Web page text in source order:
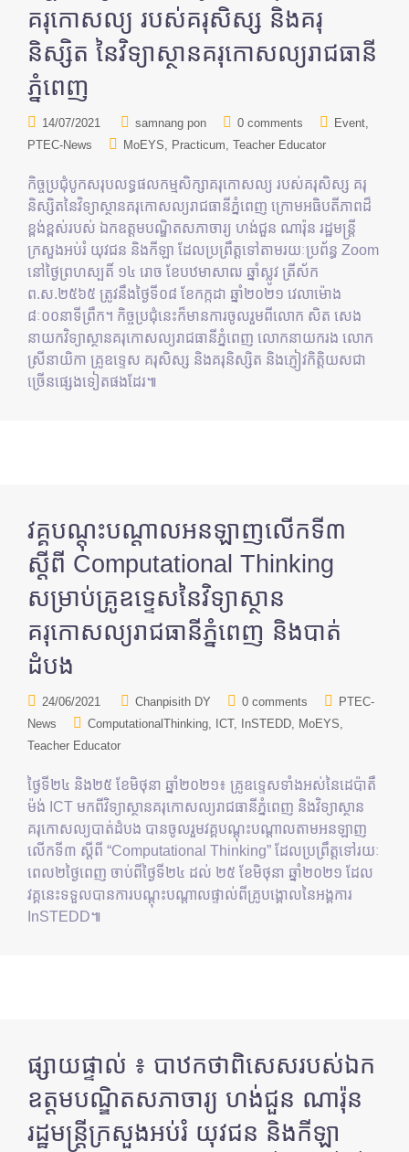
គរុកោសល្យ របស់គរុសិស្ស និងគរុ
និស្សិត នៃវិទ្យាស្ថានគរុកោសល្យរាជធានី
ភ្នំពេញ
14/07/2021 samnang pon 0 comments
Event
PTEC-News
MoEYS Practicum Teacher Educator
កិច្ចប្រជុំបូកសរុបលទ្ធផលកម្មសិក្សាគរុកោសល្យ របស់គរុសិស្ស គរុ
និស្សិតនៃវិទ្យាស្ថានគរុកោសល្យរាជធានីភ្នំពេញ ក្រោមអធិបតីភាពដ៏
ខ្ពង់ខ្ពស់របស់ ឯកឧត្តមបណ្ឌិតសភាចារ្យ ហង់ជួន ណារ៉ុន រដ្ឋមន្ត្រី
ក្រសួងអប់រំ យុវជន និងកីឡា ដែលប្រព្រឹត្តទៅតាមរយៈប្រព័ន្ធ Zoom
នៅថ្ងៃព្រហស្បតិ៍ ១៤ រោច ខែបឋមាសាឍ ឆ្នាំស្លូវ ត្រីស័ក
ព.ស.២៥៦៥ ត្រូវនឹងថ្ងៃទី០៨ ខែកក្កដា ឆ្នាំ២០២១ វេលាម៉ោង
៨ៈ០០នាទីព្រឹក។ កិច្ចប្រជុំនេះក៏មានការចូលរួមពីលោក សិត សេង
នាយកវិទ្យាស្ថានគរុកោសល្យរាជធានីភ្នំពេញ លោកនាយករង លោក
ស្រីនាយិកា គ្រូឧទ្ទេស គរុសិស្ស និងគរុនិស្សិត និងភ្ញៀវកិត្តិយសជា
ច្រើនផ្សេងទៀតផងដែរ៕
វគ្គបណ្តុះបណ្តាលអនឡាញលើកទី៣
ស្តីពី Computational Thinking
សម្រាប់គ្រូឧទ្ទេសនៃវិទ្យាស្ថាន
គរុកោសល្យរាជធានីភ្នំពេញ និងបាត់
ដំបង
24/06/2021 Chanpisith DY 0 comments
PTEC-
News
ComputationalThinking ICT InSTEDD
MoEYS
Teacher Educator
ថ្ងៃទី២៤ និង២៥ ខែមិថុនា ឆ្នាំ២០២១៖ គ្រូឧទ្ទេសទាំងអស់នៃដេប៉ាតឺ
ម៉ង់ ICT មកពីវិទ្យាស្ថានគរុកោសល្យរាជធានីភ្នំពេញ និងវិទ្យាស្ថាន
គរុកោសល្យបាត់ដំបង បានចូលរួមវគ្គបណ្តុះបណ្តាលតាមអនឡាញ
លើកទី៣ ស្តីពី “Computational Thinking” ដែលប្រព្រឹត្តទៅរយៈ
ពេល២ថ្ងៃពេញ ចាប់ពីថ្ងៃទី២៤ ដល់ ២៥ ខែមិថុនា ឆ្នាំ២០២១ ដែល
វគ្គនេះទទួលបានការបណ្តុះបណ្តាលផ្ទាល់ពីគ្រូបង្គោលនៃអង្គការ
InSTEDD៕
ផ្សាយផ្ទាល់ ៖ បាឋកថាពិសេសរបស់ឯក
ឧត្តមបណ្ឌិតសភាចារ្យ ហង់ជួន ណារ៉ុន
រដ្ឋមន្រ្តីក្រសួងអប់រំ យុវជន និងកីឡា